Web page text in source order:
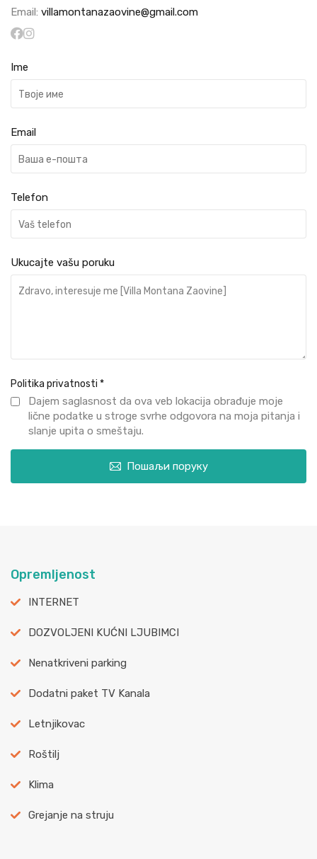
Email: villamontanazaovine@gmail.com
Ime
Email
Telefon
Ukucajte vašu poruku
Politika privatnosti *
Dajem saglasnost da ova veb lokacija obrađuje moje
lične podatke u stroge svrhe odgovora na moja pitanja i
slanje upita o smeštaju.
Пошаљи поруку
Opremljenost
INTERNET
DOZVOLJENI KUĆNI LJUBIMCI
Nenatkriveni parking
Dodatni paket TV Kanala
Letnjikovac
Roštilj
Klima
Grejanje na struju